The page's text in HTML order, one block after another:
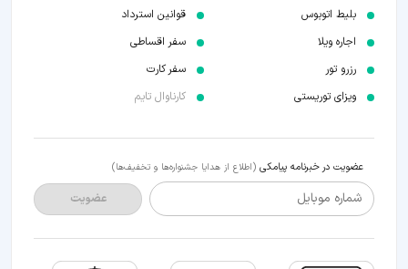
بلیط اتوبوس
اجاره ویلا
رزرو تور
ویزای توریستی
قوانین استرداد
سفر اقساطی
سفر کارت
کارناوال تایم
عضویت در خبرنامه پیامکی (اطلاع از هدایا جشنواره‌ها و تخفیف‌ها)
شماره موبایل عضویت